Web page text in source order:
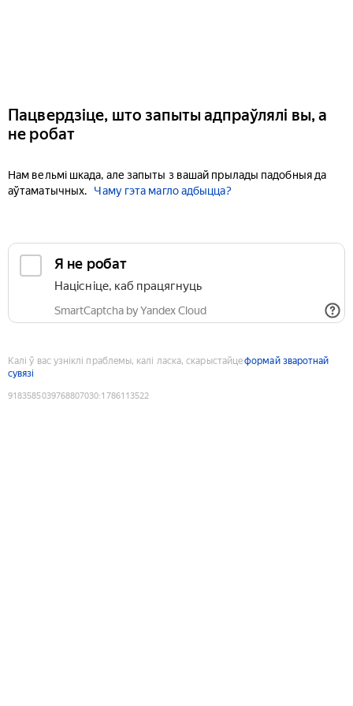
Пацвердзіце, што запыты адпраўлялі вы, а
не робат
Нам вельмі шкада, але запыты з вашай прылады падобныя да
аўтаматычных.
Чаму гэта магло адбыцца?
Я не робат
Націсніце, каб працягнуць
SmartCaptcha by Yandex Cloud
Калі ў вас узніклі праблемы, калі ласка, скарыстайцеформай зваротнай
сувязі
9183585039768807030:1786113522